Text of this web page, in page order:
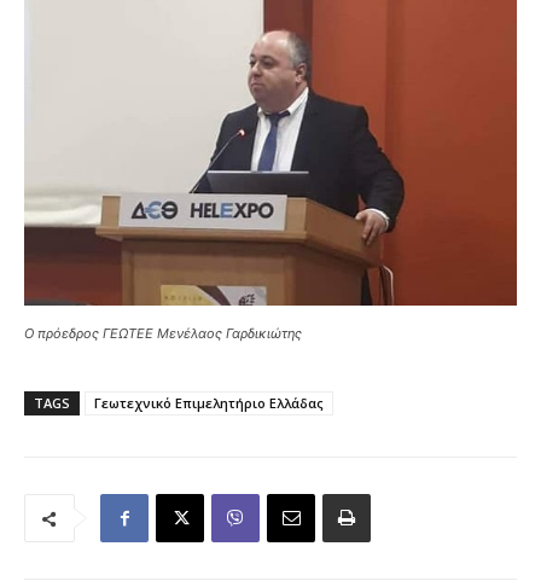
Ο πρόεδρος ΓΕΩΤΕΕ Μενέλαος Γαρδικιώτης
TAGS Γεωτεχνικό Επιμελητήριο Ελλάδας